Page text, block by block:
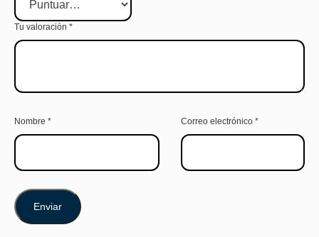
Tu valoración *
Nombre * Correo electrónico *